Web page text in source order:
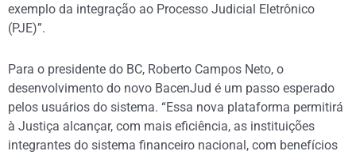
exemplo da integração ao Processo Judicial Eletrônico
(PJE)”.
Para o presidente do BC, Roberto Campos Neto, o
desenvolvimento do novo BacenJud é um passo esperado
pelos usuários do sistema. “Essa nova plataforma permitirá
à Justiça alcançar, com mais eficiência, as instituições
integrantes do sistema financeiro nacional, com benefícios